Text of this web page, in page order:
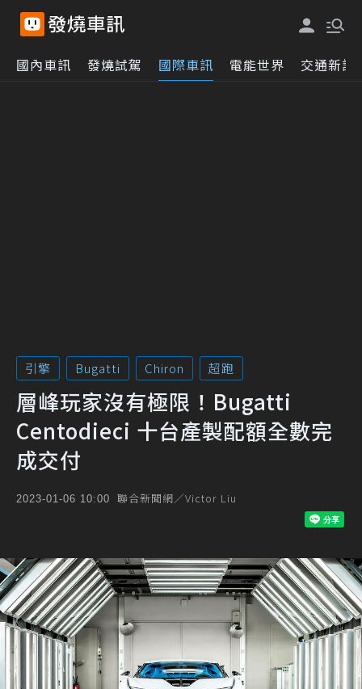
國內車訊 發燒試駕 國際車訊 電能世界 交通新訊
引擎 Bugatti Chiron 超跑
層峰玩家沒有極限！Bugatti
Centodieci 十台產製配額全數完
成交付
2023-01-06 10:00 聯合新聞網／Victor Liu